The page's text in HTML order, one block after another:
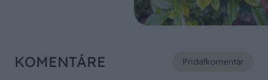
KOMENTÁRE Pridaťkomentár